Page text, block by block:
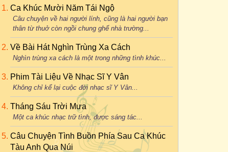
Ca Khúc Mười Năm Tái Ngộ
Câu chuyện về hai người lính, cũng là hai người bạn
thân từ thuở còn ngồi chung ghế nhà trường...
Về Bài Hát Nghìn Trùng Xa Cách
Nghìn trùng xa cách là một trong những tình khúc...
Phim Tài Liệu Về Nhạc Sĩ Y Vân
Không chỉ kể lại cuộc đời nhạc sĩ Y Vân...
Tháng Sáu Trời Mưa
Một ca khúc nhạc trữ tình, được sáng tác...
Câu Chuyện Tình Buồn Phía Sau Ca Khúc
Tàu Anh Qua Núi